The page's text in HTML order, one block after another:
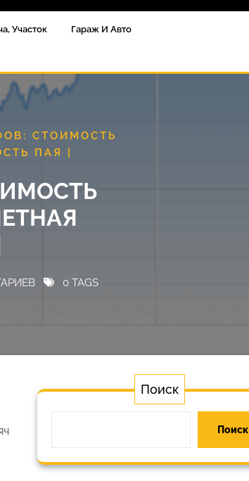
Участок Гараж И Авто
СТОИМОСТЬ
ПАЯ |
0 TAGS
Поиск
Поиск